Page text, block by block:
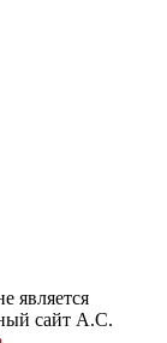
является
сайт A.C.